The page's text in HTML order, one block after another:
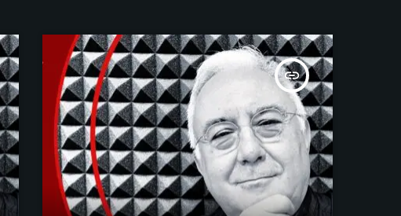
insert_link